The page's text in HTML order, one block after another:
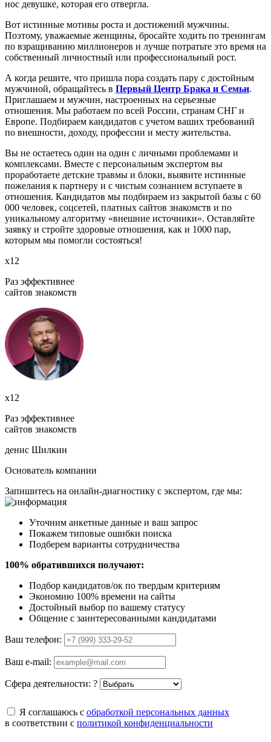
нос девушке, которая его отвергла.
Вот истинные мотивы роста и достижений мужчины.
Поэтому, уважаемые женщины, бросайте ходить по тренингам
по взращиванию миллионеров и лучше потратьте это время на
собственный личностный или профессиональный рост.
А когда решите, что пришла пора создать пару с достойным
мужчиной, обращайтесь в Первый Центр Брака и Семьи.
Приглашаем и мужчин, настроенных на серьезные
отношения. Мы работаем по всей России, странам СНГ и
Европе. Подбираем кандидатов с учетом ваших требований
по внешности, доходу, профессии и месту жительства.
Вы не остаетесь один на один с личными проблемами и
комплексами. Вместе с персональным экспертом вы
проработаете детские травмы и блоки, выявите истинные
пожелания к партнеру и с чистым сознанием вступаете в
отношения. Кандидатов мы подбираем из закрытой базы с 60
000 человек, соцсетей, платных сайтов знакомств и по
уникальному алгоритму «внешние источники». Оставляйте
заявку и стройте здоровые отношения, как и 1000 пар,
которым мы помогли состояться!
х12
Раз эффективнее
сайтов знакомств
х12
Раз эффективнее
сайтов знакомств
денис Шилкин
Основатель компании
Запишитесь на онлайн-диагностику с экспертом, где мы:
Уточним анкетные данные и ваш запрос
Покажем типовые ошибки поиска
Подберем варианты сотрудничества
100% обратившихся получают:
Подбор кандидатов/ок по твердым критериям
Экономию 100% времени на сайты
Достойный выбор по вашему статусу
Общение с заинтересованными кандидатами
Ваш телефон:
Ваш e-mail:
Сфера деятельности: ?
Я соглашаюсь с обработкой персональных данных
в соответствии с политикой конфиденциальности